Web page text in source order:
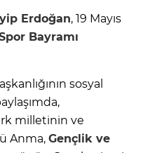
Erdoğan, 19 Mayıs
Bayramı
sosyal
milletinin ve
Anma, Gençlik ve